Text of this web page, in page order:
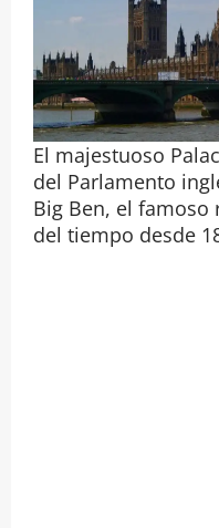
El majestuoso
del Parlamento
Big Ben, el famoso
del tiempo desde